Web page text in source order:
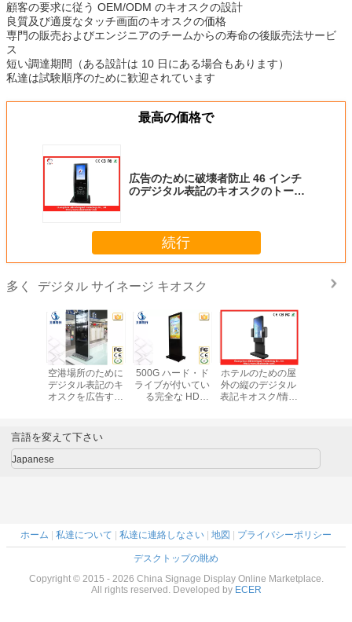
顧客の要求に従う OEM/ODM のキオスクの設計
良質及び適度なタッチ画面のキオスクの価格
専門の販売およびエンジニアのチームからの寿命の後販売法サービ
ス
短い調達期間（ある設計は 10 日にある場合もあります）
私達は試験順序のために歓迎されています
最高の価格で
広告のために破壊者防止 46 インチ
のデジタル表記のキオスクのトーテ
続行
多く デジタル サイネージ キオスク
空港場所のために
デジタル表記のキ
オスクを広告する
500G ハード・ド
ライブが付いてい
る完全な HD
ホテルのための屋
外の縦のデジタル
表記キオスク/情報
言語を変えて下さい
Japanese
ホーム 私達について 私達に連絡しなさい 地図 プライバシーポリシー
デスクトップの眺め
Copyright © 2015 - 2026 China Signage Display Online Marketplace.
All rights reserved. Developed by ECER